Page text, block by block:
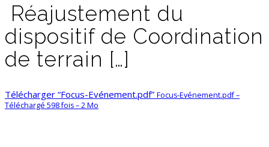
Réajustement du
dispositif de Coordination
de terrain […]
Télécharger “Focus-Evénement.pdf” Focus-Evénement.pdf –
Téléchargé 598 fois – 2 Mo